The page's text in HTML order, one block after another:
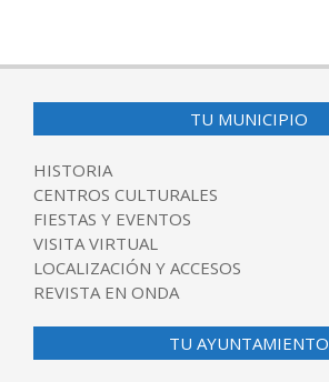
09-
TU MUNICIPIO
HISTORIA
CENTROS CULTURALES
FIESTAS Y EVENTOS
VISITA VIRTUAL
LOCALIZACIÓN Y ACCESOS
REVISTA EN ONDA
TU AYUNTAMIENTO